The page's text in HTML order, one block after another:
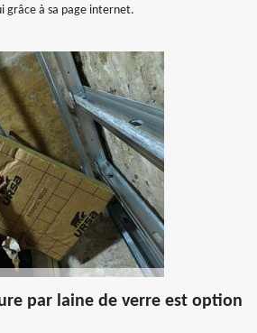
grâce à sa page internet.
par laine de verre est option